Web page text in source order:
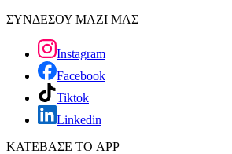
ΣΥΝΔΕΣΟΥ ΜΑΖΙ ΜΑΣ
Instagram
Facebook
Tiktok
Linkedin
ΚΑΤΕΒΑΣΕ ΤΟ APP